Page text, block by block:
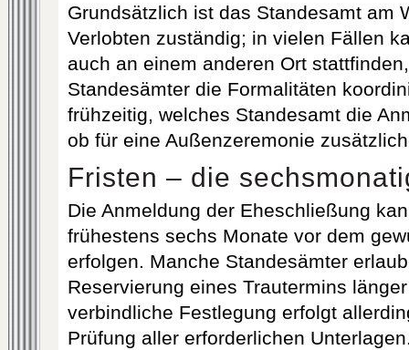
Grundsätzlich ist das Standesamt am
Verlobten zuständig; in vielen Fällen
auch an einem anderen Ort
Standesämter die Formalitäten
frühzeitig, welches Standesamt die
ob für eine Außenzeremonie
Fristen – die
Die Anmeldung der Eheschließung
frühestens sechs Monate vor dem
erfolgen. Manche Standesämter
Reservierung eines Trautermins
verbindliche Festlegung erfolgt
Prüfung aller erforderlichen